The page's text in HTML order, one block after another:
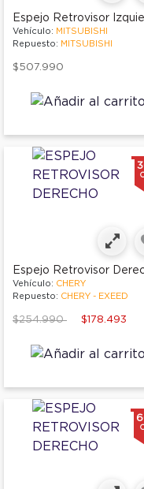
Espejo Retrovisor
Vehículo: MITSUBISHI
Repuesto: MITSUBISHI
$507.990
Espejo Retrovisor
Vehículo: CHERY
Repuesto: CHERY - EXEED
Price reduced from
$254.990to $178.493